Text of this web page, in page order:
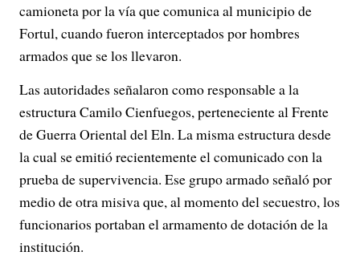
camioneta por la vía que comunica al municipio de
Fortul, cuando fueron interceptados por hombres
armados que se los llevaron.
Las autoridades señalaron como responsable a la
estructura Camilo Cienfuegos, perteneciente al Frente
de Guerra Oriental del Eln. La misma estructura desde
la cual se emitió recientemente el comunicado con la
prueba de supervivencia. Ese grupo armado señaló por
medio de otra misiva que, al momento del secuestro, los
funcionarios portaban el armamento de dotación de la
institución.